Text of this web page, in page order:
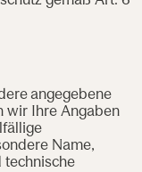
angegebene
wir Ihre Angaben
Name,
technische